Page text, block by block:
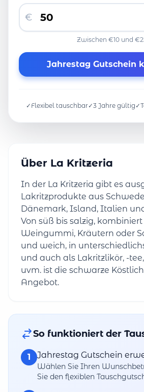
€
Zwischen €10 und
Jahrestag Gutschein
✓ Flexibel tauschbar✓3 Jahre gültig ✓
Über La Kritzeria
In der La Kritzeria gibt es
Lakritzprodukte aus
Dänemark, Island, Italien
Von süß bis salzig,
Weingummi, Kräutern oder
und weich, in
und auch als Lakritzlikör, -
uvm. ist die schwarze
Angebot.
So funktioniert der
1 Jahrestag Gutschein
Wählen Sie Ihren
Sie den flexiblen